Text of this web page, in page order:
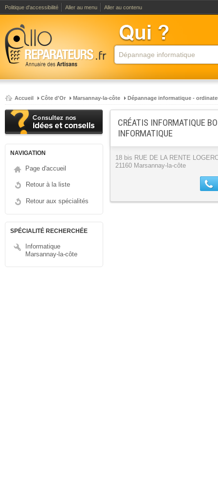
Politique d'accessibilité Aller au menu Aller au contenu
Accueil Côte d'Or Marsannay-la-côte Dépannage informatique -
NAVIGATION
Page d'accueil
Retour à la liste
Retour aux spécialités
SPÉCIALITÉ RECHERCHÉE
Informatique
Marsannay-la-côte
CRÉATIS INFORMATIQUE
INFORMATIQUE
18 bis RUE DE LA RENTE
21160 Marsannay-la-côte